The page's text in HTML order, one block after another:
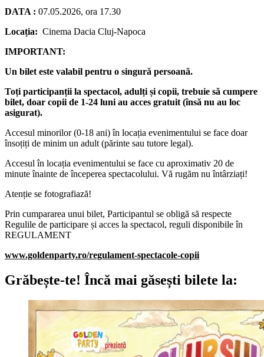
DATA : 07.05.2026, ora 17.30
Locația: Cinema Dacia Cluj-Napoca
IMPORTANT:
Un bilet este valabil pentru o singură persoană.
Toți participanții la spectacol, adulți și copii, trebuie să cumpere
bilet, doar copii de 1-24 luni au acces gratuit (însă nu au loc
asigurat).
Accesul minorilor (0-18 ani) în locația evenimentului se face doar
însoțiți de minim un adult (părinte sau tutore legal).
Accesul în locația evenimentului se face cu aproximativ 20 de
minute înainte de începerea spectacolului. Vă rugăm nu întârziați!
Atenție se fotografiază!
Prin cumpararea unui bilet, Participantul se obligă să respecte
Regulile de participare și acces la spectacol, reguli disponibile în
REGULAMENT
www.goldenparty.ro/regulament-spectacole-copii
Grăbește-te! Încă mai găsești bilete la: